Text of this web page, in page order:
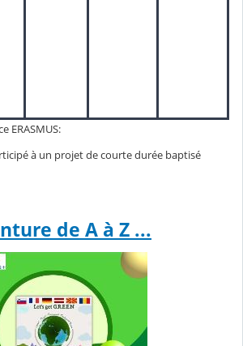
ERASMUS:
à un projet de courte durée baptisé
de A à Z ...